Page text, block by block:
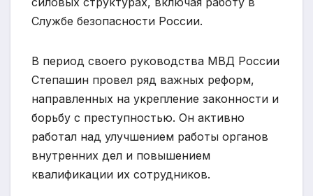
Службе безопасности России.
В период своего руководства МВД России
Степашин провел ряд важных реформ,
направленных на укрепление законности и
борьбу с преступностью. Он активно
работал над улучшением работы органов
внутренних дел и повышением
квалификации их сотрудников.